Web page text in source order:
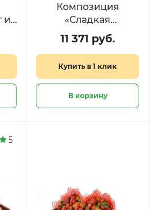
из
Композиция
«Сладкая
валентинка» с KitKat
и Ferrero в форме
11 371 руб.
Купить в 1 клик
В корзину
5